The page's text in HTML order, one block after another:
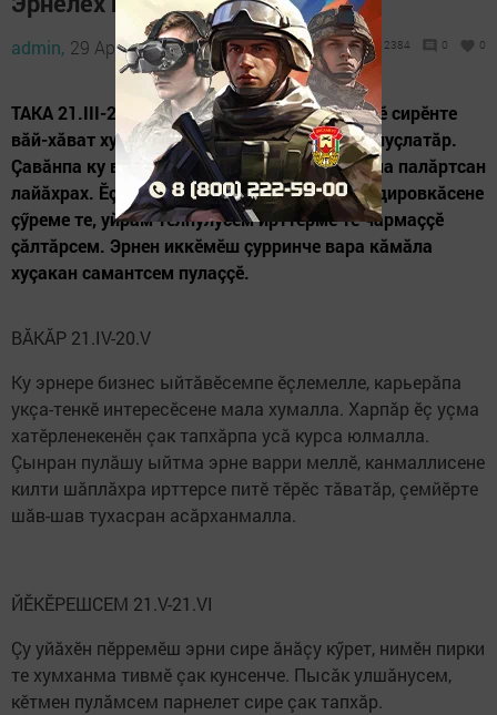
admin, 29 April 2022 - 11:26 2384 0 0
ТАКА 21.III-20.IV Ку тапхăрăн пӗрремӗш пайӗ сирӗнте
вăй-хăват хушать. Хăвăра ытларах шанма пуçлатăр.
Çавăнпа ку вăхăта кăткăс ӗçсене пурнăçлама палăртсан
лайăхрах. Ӗçлӗ ыйтусене татса пама командировкăсене
çӳреме те, уйрăм тӗлпулусем ирттерме те чармаççӗ
çăлтăрсем. Эрнен иккӗмӗш çурринче вара кăмăла
хуçакан самантсем пулаççӗ.
ВĂКĂР 21.IV-20.V
Ку эрнере бизнес ыйтăвӗсемпе ӗçлемелле, карьерăпа
укçа-тенкӗ интересӗсене мала хумалла. Харпăр ӗç уçма
хатӗрленекенӗн çак тапхăрпа усă курса юлмалла.
Çынран пулăшу ыйтма эрне варри меллӗ, канмаллисене
килти шăплăхра ирттерсе питӗ тӗрӗс тăватăр, çемйӗрте
шăв-шав тухасран асăрханмалла.
ЙӖКӖРЕШСЕМ 21.V-21.VI
Çу уйăхӗн пӗрремӗш эрни сире ăнăçу кӳрет, нимӗн пирки
те хумханма тивмӗ çак кунсенче. Пысăк улшăнусем,
кӗтмен пулăмсем парнелет сире çак тапхăр.